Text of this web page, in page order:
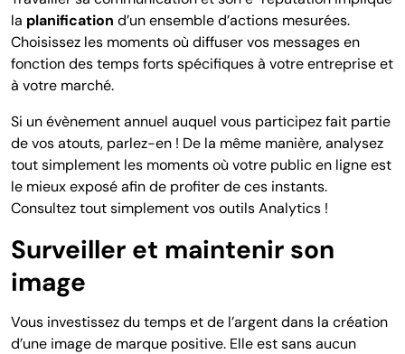
la planification d’un ensemble d’actions mesurées.
Choisissez les moments où diffuser vos messages en
fonction des temps forts spécifiques à votre entreprise et
à votre marché.
Si un évènement annuel auquel vous participez fait partie
de vos atouts, parlez-en ! De la même manière, analysez
tout simplement les moments où votre public en ligne est
le mieux exposé afin de profiter de ces instants.
Consultez tout simplement vos outils Analytics !
Surveiller et maintenir son
image
Vous investissez du temps et de l’argent dans la création
d’une image de marque positive. Elle est sans aucun